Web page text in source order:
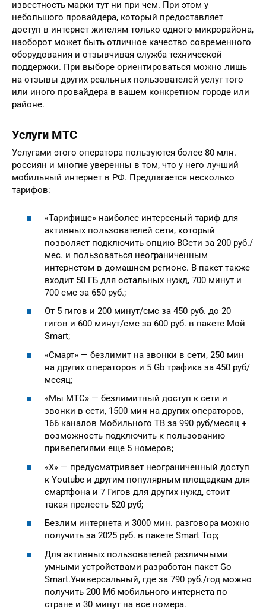
известность марки тут ни при чем. При этом у
небольшого провайдера, который предоставляет
доступ в интернет жителям только одного микрорайона,
наоборот может быть отличное качество современного
оборудования и отзывчивая служба технической
поддержки. При выборе ориентироваться можно лишь
на отзывы других реальных пользователей услуг того
или иного провайдера в вашем конкретном городе или
районе.
Услуги МТС
Услугами этого оператора пользуются более 80 млн.
россиян и многие уверенны в том, что у него лучший
мобильный интернет в РФ. Предлагается несколько
тарифов:
«Тарифище» наиболее интересный тариф для
активных пользователей сети, который
позволяет подключить опцию ВСети за 200 руб./
мес. и пользоваться неограниченным
интернетом в домашнем регионе. В пакет также
входит 50 ГБ для остальных нужд, 700 минут и
700 смс за 650 руб.;
От 5 гигов и 200 минут/смс за 450 руб. до 20
гигов и 600 минут/смс за 600 руб. в пакете Мой
Smart;
«Смарт» — безлимит на звонки в сети, 250 мин
на других операторов и 5 Gb трафика за 450 руб/
месяц;
«Мы МТС» — безлимитный доступ к сети и
звонки в сети, 1500 мин на других операторов,
166 каналов Мобильного ТВ за 990 руб/месяц +
возможность подключить к пользованию
привелегиями еще 5 номеров;
«Х» — предусматривает неограниченный доступ
к Youtube и другим популярным площадкам для
смартфона и 7 Гигов для других нужд, стоит
такая прелесть 520 руб;
Безлим интернета и 3000 мин. разговора можно
получить за 2025 руб. в пакете Smart Top;
Для активных пользователей различными
умными устройствами разработан пакет Go
Smart.Универсальный, где за 790 руб./год можно
получить 200 Мб мобильного интернета по
стране и 30 минут на все номера.